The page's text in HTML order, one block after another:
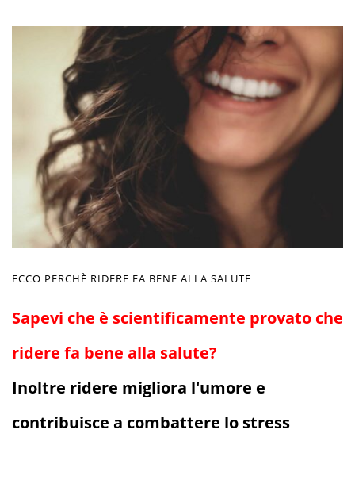
ECCO PERCHÈ RIDERE FA BENE ALLA SALUTE
Sapevi che è scientificamente provato che
ridere fa bene alla salute?
Inoltre ridere migliora l'umore e
contribuisce a combattere lo stress